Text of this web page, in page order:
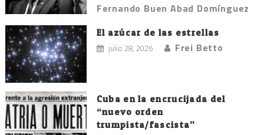
Fernando Buen Abad Domínguez
El azúcar de las estrellas
julio 28, 2026 Frei Betto
Cuba en la encrucijada del
“nuevo orden
trumpista/fascista”